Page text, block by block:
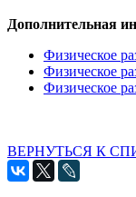
Дополнительная
Физическое
Физическое
Физическое
ВЕРНУТЬСЯ К